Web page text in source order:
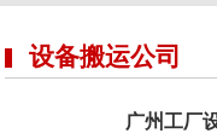
设备搬运公司
广州工厂